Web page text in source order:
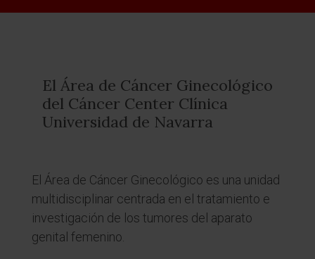
El Área de Cáncer Ginecológico
del Cáncer Center Clínica
Universidad de Navarra
El Área de Cáncer Ginecológico es una unidad
multidisciplinar centrada en el tratamiento e
investigación de los tumores del aparato
genital femenino.